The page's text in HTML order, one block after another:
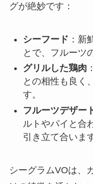
グが絶妙です：
シーフード ：新
とで、フルーツ
グリルした鶏肉
との相性も良く
す。
フルーツデザー
ルトやパイと合
引き立て合いま
シーグラムVOは、